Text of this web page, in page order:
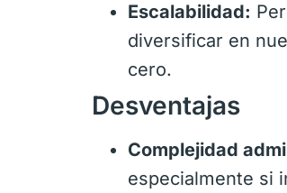
Escalabilidad:
diversificar en
cero.
Desventajas
Complejidad
especialmente si